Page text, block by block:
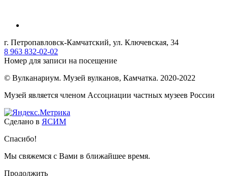
г. Петропавловск-Камчатский, ул. Ключевская, 34
8 963 832-02-02
Номер для записи на посещение
© Вулканариум. Музей вулканов, Камчатка. 2020-2022
Музей является членом Ассоциации частных музеев России
Сделано в ЯСИМ
Спасибо!
Мы свяжемся с Вами в ближайшее время.
Продолжить